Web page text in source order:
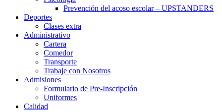
Prevención del acoso escolar – UPSTANDERS
Deportes
Clases extra
Administrativo
Cartera
Comedor
Transporte
Trabaje con Nosotros
Admisiones
Formulario de Pre-Inscripción
Uniformes
Calidad